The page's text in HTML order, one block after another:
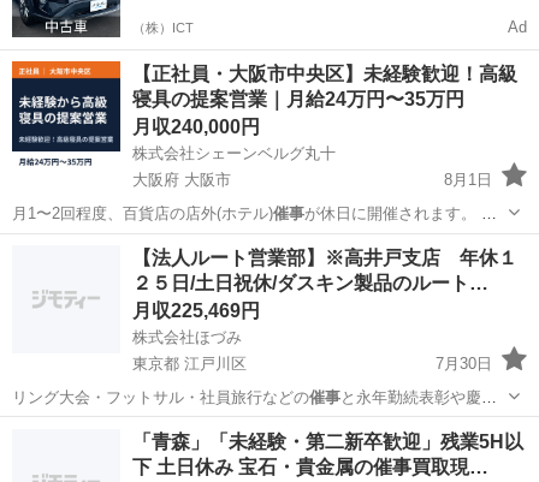
（株）ICT Ad
【正社員・大阪市中央区】未経験歓迎！高級
寝具の提案営業｜月給24万円〜35万円
月収240,000円
株式会社シェーンベルグ丸十
大阪府 大阪市
8月1日
月1〜2回程度、百貨店の店外(ホテル)催事が休日に開催されます。 ま
た、外商員…
営業 未経験
【法人ルート営業部】※高井戸支店 年休１
２５日/土日祝休/ダスキン製品のルート…
月収225,469円
株式会社ほづみ
東京都 江戸川区
7月30日
リング大会・フットサル・社員旅行などの催事と永年勤続表彰や慶弔
費等 ◇自社商品…
江戸川区 ルートセールス
「青森」「未経験・第二新卒歓迎」残業5H以
下 土日休み 宝石・貴金属の催事買取現…